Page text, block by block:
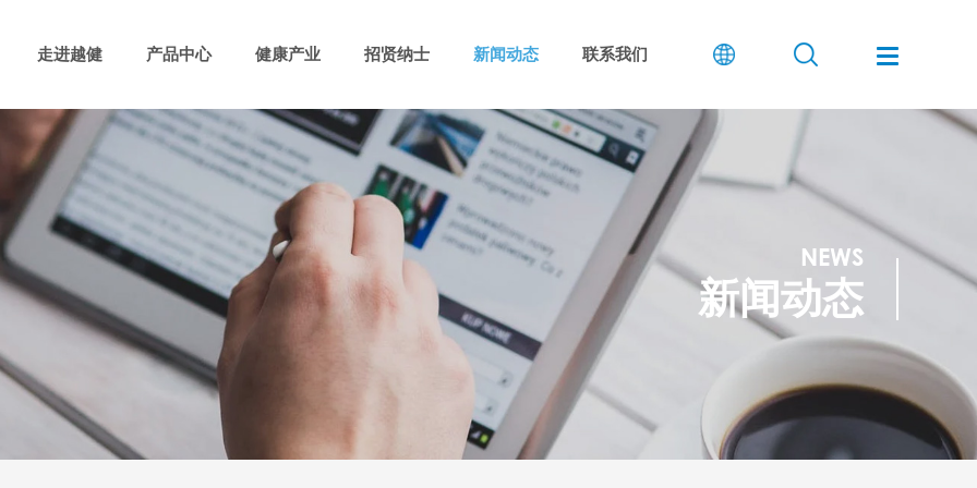
走进越健 产品中心 健康产业 招贤纳士 新闻动态 联系我们
NEWS
新闻动态